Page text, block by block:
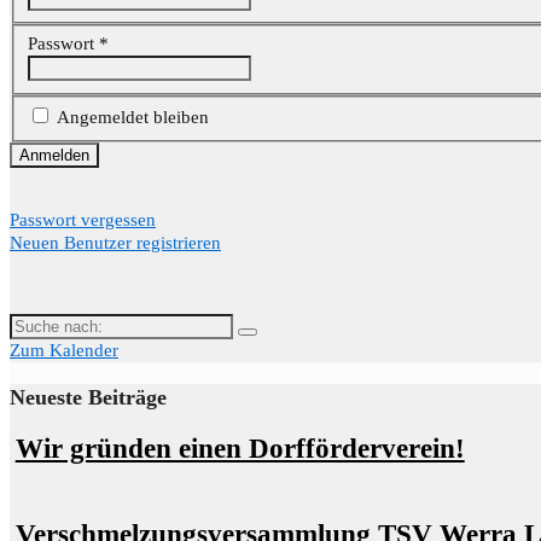
Passwort *
Angemeldet bleiben
Passwort vergessen
Neuen Benutzer registrieren
Suche
nach:
Zum Kalender
Neueste Beiträge
Wir gründen einen Dorfförderverein!
Verschmelzungsversammlung TSV Werra